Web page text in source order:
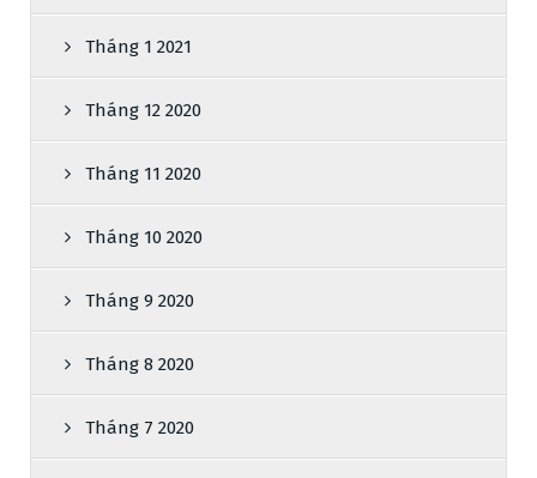
Tháng 1 2021
Tháng 12 2020
Tháng 11 2020
Tháng 10 2020
Tháng 9 2020
Tháng 8 2020
Tháng 7 2020